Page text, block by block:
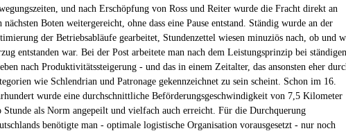
und nach Erschöpfung von Ross und Reiter wurde die Fracht direkt an
nächsten Boten weitergereicht, ohne dass eine Pause entstand. Ständig wurde an der
der Betriebsabläufe gearbeitet, Stundenzettel wiesen minuziös nach, ob und
entstanden war. Bei der Post arbeitete man nach dem Leistungsprinzip bei
nach Produktivitätssteigerung - und das in einem Zeitalter, das ansonsten eher
wie Schlendrian und Patronage gekennzeichnet zu sein scheint. Schon im 16.
wurde eine durchschnittliche Beförderungsgeschwindigkeit von 7,5 Kilometer
Stunde als Norm angepeilt und vielfach auch erreicht. Für die Durchquerung
benötigte man - optimale logistische Organisation vorausgesetzt - nur noch